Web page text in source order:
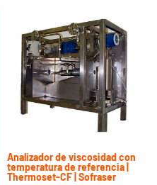
Analizador de viscosidad con
temperatura de referencia |
Thermoset-CF | Sofraser